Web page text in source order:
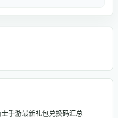
手游最新礼包兑换码汇总